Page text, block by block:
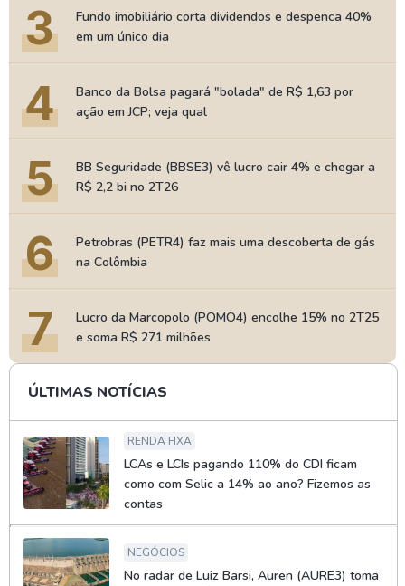
3
Fundo imobiliário corta dividendos e despenca 40%
em um único dia
4
Banco da Bolsa pagará "bolada" de R$ 1,63 por
ação em JCP; veja qual
5
BB Seguridade (BBSE3) vê lucro cair 4% e chegar a
R$ 2,2 bi no 2T26
6
Petrobras (PETR4) faz mais uma descoberta de gás
na Colômbia
7
Lucro da Marcopolo (POMO4) encolhe 15% no 2T25
e soma R$ 271 milhões
ÚLTIMAS NOTÍCIAS
RENDA FIXA
LCAs e LCIs pagando 110% do CDI ficam
como com Selic a 14% ao ano? Fizemos as
contas
NEGÓCIOS
No radar de Luiz Barsi, Auren (AURE3) toma